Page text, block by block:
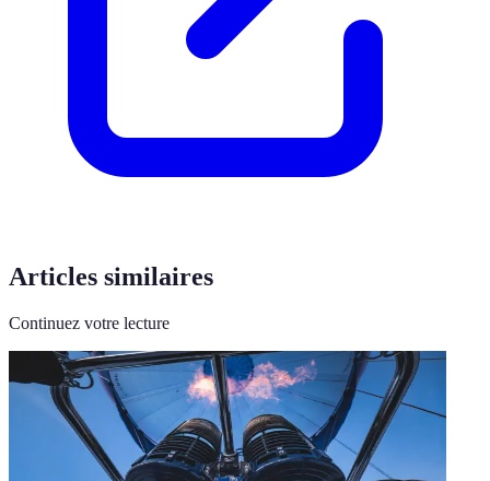
Articles similaires
Continuez votre lecture